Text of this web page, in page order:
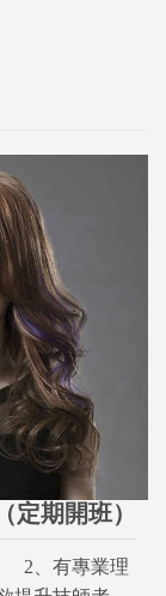
定期開班）
2、有專業理